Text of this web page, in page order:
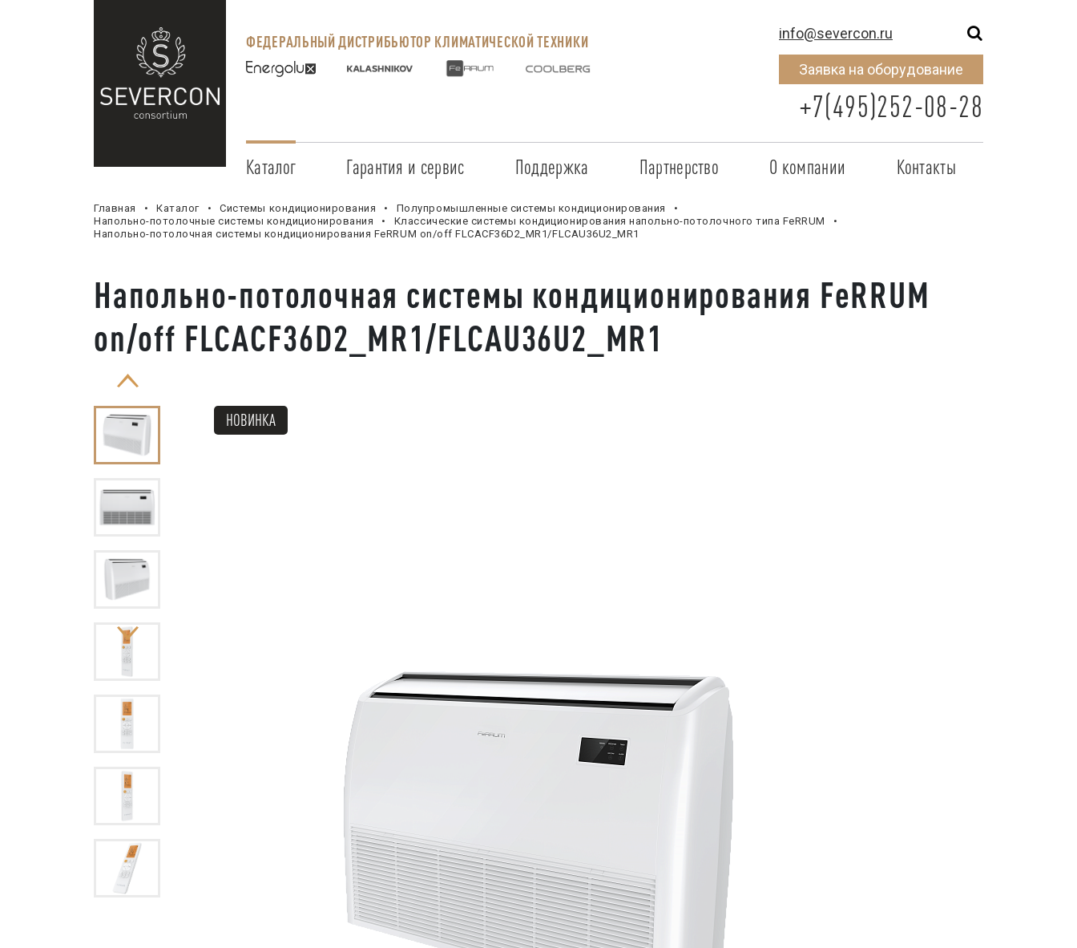
ФЕДЕРАЛЬНЫЙ ДИСТРИБЬЮТОР КЛИМАТИЧЕСКОЙ ТЕХНИКИ info@severcon.ru
Заявка на оборудование
+7(495)252-08-28
Каталог Гарантия и сервис
Сервисные центры
Условия предоставления гарантии
Заказ запчастей
Поддержка
Регистрация объекта
Обучение
ПО для Energolux
Маркетинговая поддержка
Партнерство
Стать партнером
Проверить сертификат
О компании
Карьера
Контакты
Главная Каталог Системы кондиционирования
Полупромышленные системы кондиционирования
Напольно-потолочные системы кондиционирования
Классические системы кондиционирования напольно-потолочного типа FeRRUM
Напольно-потолочная системы кондиционирования FeRRUM on/off FLCACF36D2_MR1/FLCAU36U2_MR1
Напольно-потолочная системы кондиционирования FeRRUM
on/off FLCACF36D2_MR1/FLCAU36U2_MR1
НОВИНКА